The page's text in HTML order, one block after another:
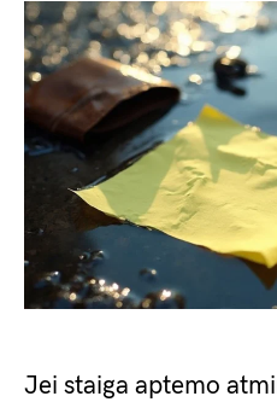
Jei staiga aptemo